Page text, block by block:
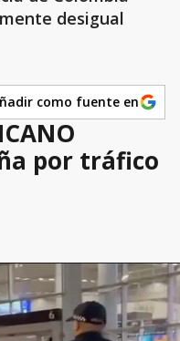
desigual
como fuente en
por tráfico